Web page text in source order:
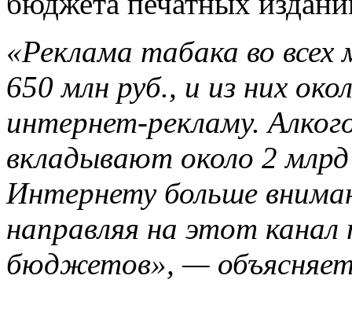
«Реклама табака во всех
650 млн руб., и из них
интернет-рекламу.
вкладывают около 2
Интернету больше
направляя на этот
бюджетов», —